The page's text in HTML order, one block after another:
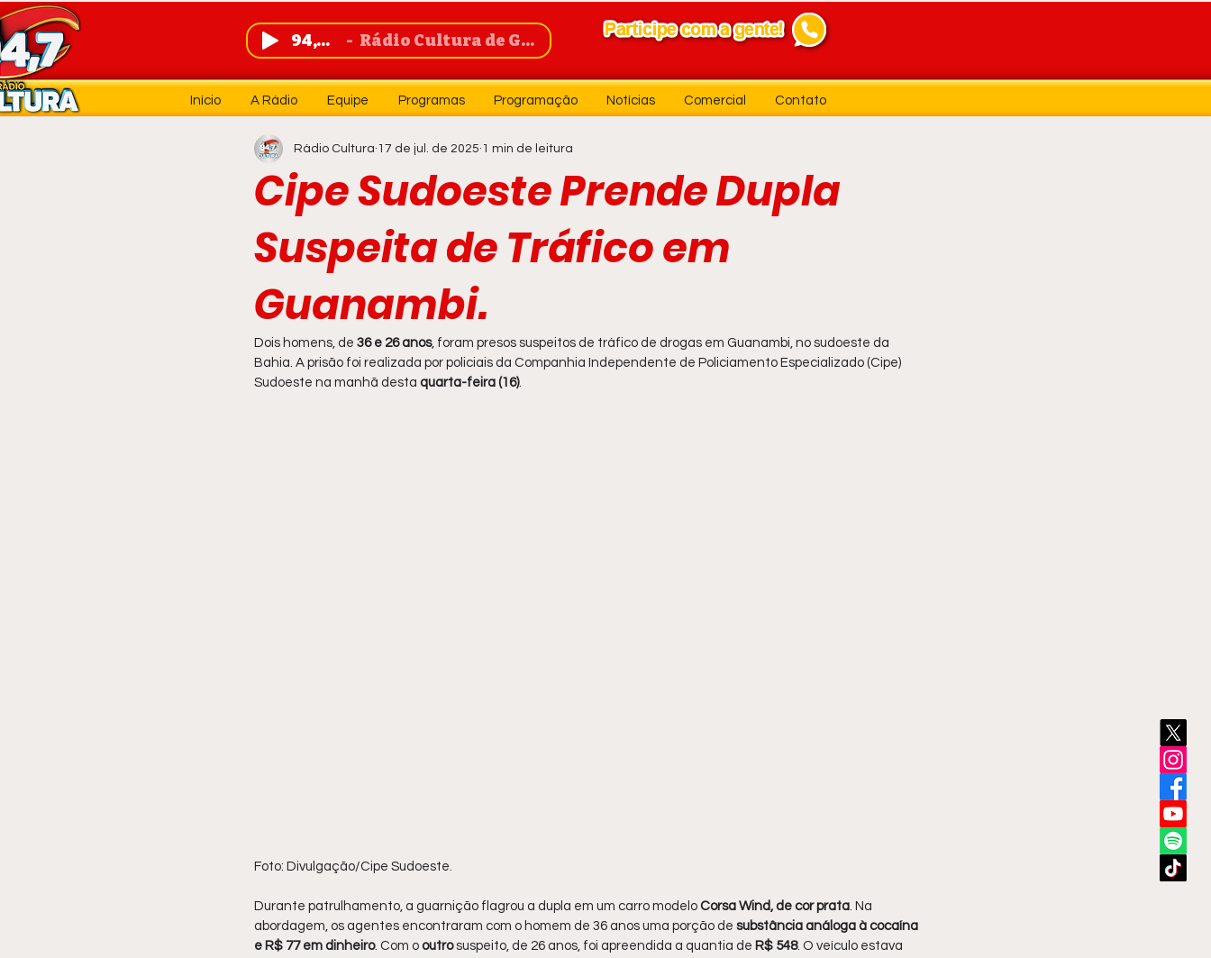
94,7 FM Rádio Cultura de Guanambi
Início A Rádio Equipe Programas Programação Notícias Comercial Contato
Cipe Sudoeste Prende Dupla
Suspeita de Tráfico em
Guanambi.
Rádio Cultura 17 de jul. de 2025 1 min de leitura
Dois homens, de 36 e 26 anos, foram presos suspeitos de tráfico de drogas em Guanambi, no sudoeste da
Bahia. A prisão foi realizada por policiais da Companhia Independente de Policiamento Especializado (Cipe)
Sudoeste na manhã desta quarta-feira (16).
Foto: Divulgação/Cipe Sudoeste.
Durante patrulhamento, a guarnição flagrou a dupla em um carro modelo Corsa Wind, de cor prata. Na
abordagem, os agentes encontraram com o homem de 36 anos uma porção de substância análoga à cocaína
e R$ 77 em dinheiro. Com o outro suspeito, de 26 anos, foi apreendida a quantia de R$ 548. O veículo estava